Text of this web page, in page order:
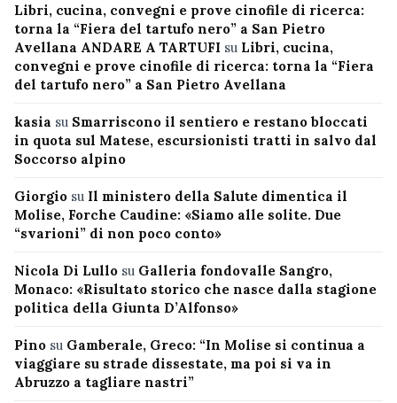
Libri, cucina, convegni e prove cinofile di ricerca:
torna la “Fiera del tartufo nero” a San Pietro
Avellana ANDARE A TARTUFI su Libri, cucina,
convegni e prove cinofile di ricerca: torna la “Fiera
del tartufo nero” a San Pietro Avellana
kasia su Smarriscono il sentiero e restano bloccati
in quota sul Matese, escursionisti tratti in salvo dal
Soccorso alpino
Giorgio su Il ministero della Salute dimentica il
Molise, Forche Caudine: «Siamo alle solite. Due
“svarioni” di non poco conto»
Nicola Di Lullo su Galleria fondovalle Sangro,
Monaco: «Risultato storico che nasce dalla stagione
politica della Giunta D’Alfonso»
Pino su Gamberale, Greco: “In Molise si continua a
viaggiare su strade dissestate, ma poi si va in
Abruzzo a tagliare nastri”